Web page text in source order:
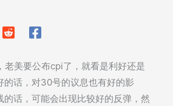
老美要公布cpi了，就看是利好还是
的话，对30号的议息也有好的影
的话，可能会出现比较好的反弹，然